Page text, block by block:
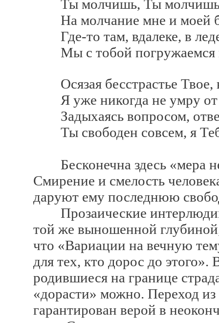
Ты молчишь, Ты молчишь
На молчание мне и моей
Где-то там, вдалеке, в
Мы с тобой погружаемся
Осязая бесстрастье Твое,
Я уже никогда не умру от
Задыхаясь вопросом,
Ты свободен совсем, я
Бесконечна здесь «мера
Смирение и смелость
даруют ему последнюю
Прозаические
той же выношенной
что «Вариации на вечную
для тех, кто дорос до
родившиеся на границе
«дорасти» можно. Переход из
гарантирован верой в